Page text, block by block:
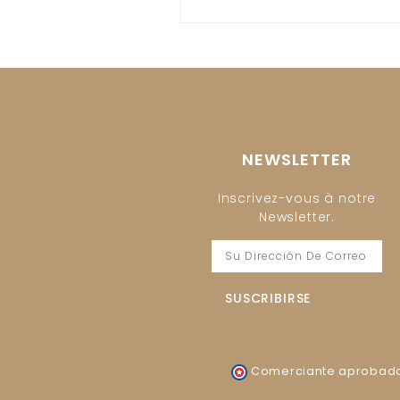
NEWSLETTER
Inscrivez-vous à notre
Newsletter.
Comerciante